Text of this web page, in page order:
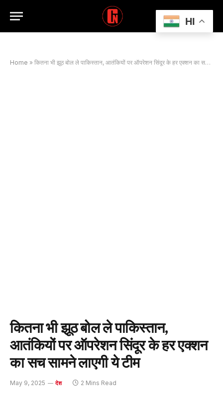
Home » कितना भी झूठ बोल ले पाकिस्तान, आतंकियों पर ऑपरेशन सिंदूर के हर एक्शन का सच सामने लाएगी ये टीम
कितना भी झूठ बोल ले पाकिस्तान,
आतंकियों पर ऑपरेशन सिंदूर के हर एक्शन
का सच सामने लाएगी ये टीम
May 9, 2025 देश 2 Mins Read
HI